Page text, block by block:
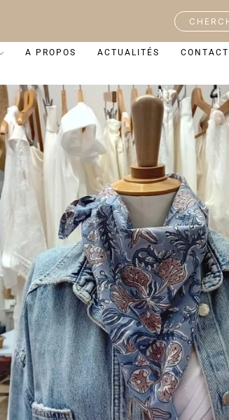
Search
...
A PROPOS ACTUALITÉS CONTACT